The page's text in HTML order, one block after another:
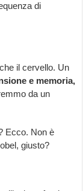
di
il cervello. Un
e memoria,
da un
Ecco. Non è
giusto?